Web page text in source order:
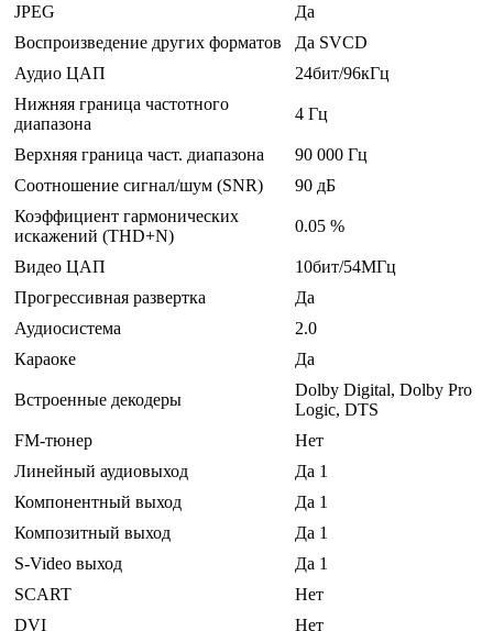
JPEG
Да
Воспроизведение других форматов
Да SVCD
Аудио ЦАП
24бит/96кГц
Нижняя граница частотного
диапазона
4 Гц
Верхняя граница част. диапазона
90 000 Гц
Соотношение сигнал/шум (SNR)
90 дБ
Коэффициент гармонических
искажений (THD+N)
0.05 %
Видео ЦАП
10бит/54МГц
Прогрессивная развертка
Да
Аудиосистема
2.0
Караоке
Да
Встроенные декодеры
Dolby Digital, Dolby Pro
Logic, DTS
FM-тюнер
Нет
Линейный аудиовыход
Да 1
Компонентный выход
Да 1
Композитный выход
Да 1
S-Video выход
Да 1
SCART
Нет
DVI
Нет